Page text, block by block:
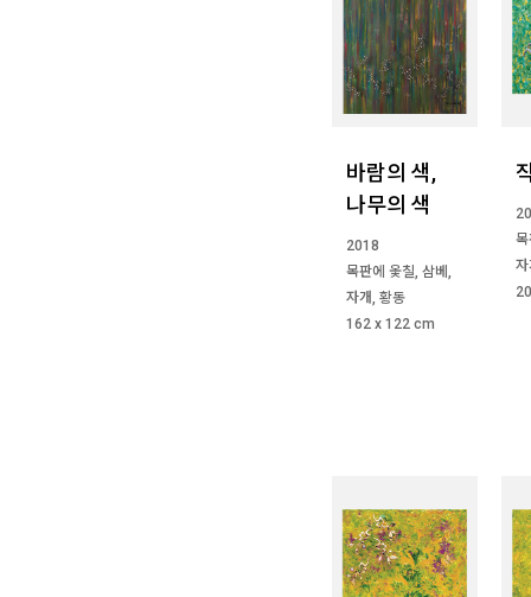
바람의 색,
나무의 색
2018
목판에 옻칠, 삼베,
자개, 황동
162 x 122 cm